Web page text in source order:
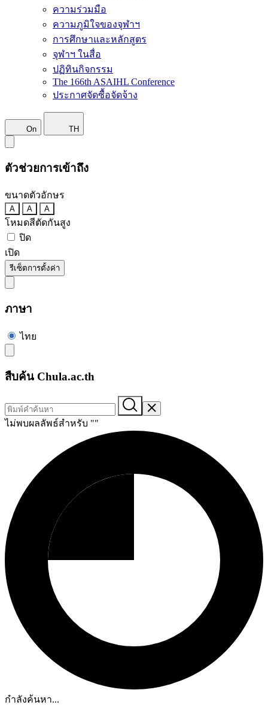
ความร่วมมือ
ความภูมิใจของจุฬาฯ
การศึกษาและหลักสูตร
จุฬาฯ ในสื่อ
ปฏิทินกิจกรรม
The 166th ASAIHL Conference
ประกาศจัดซื้อจัดจ้าง
On TH
ตัวช่วยการเข้าถึง
ขนาดตัวอักษร
A A A
โหมดสีตัดกันสูง
ปิด
เปิด
รีเซ็ตการตั้งค่า
ภาษา
ไทย
สืบค้น Chula.ac.th
ไม่พบผลลัพธ์สำหรับ ""
กำลังค้นหา...